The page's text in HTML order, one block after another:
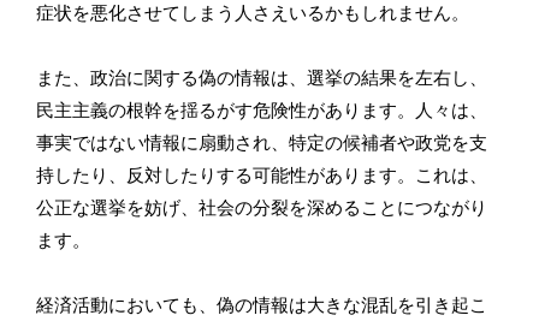
症状を悪化させてしまう人さえいるかもしれません。
また、政治に関する偽の情報は、選挙の結果を左右し、
民主主義の根幹を揺るがす危険性があります。人々は、
事実ではない情報に扇動され、特定の候補者や政党を支
持したり、反対したりする可能性があります。これは、
公正な選挙を妨げ、社会の分裂を深めることにつながり
ます。
経済活動においても、偽の情報は大きな混乱を引き起こ